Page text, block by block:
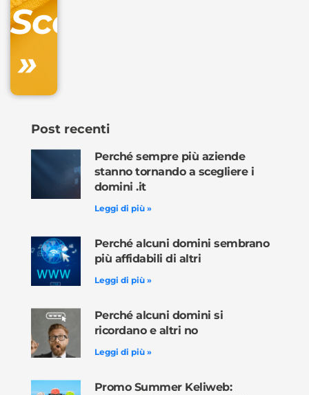
Scopri
»
Post recenti
Perché sempre più aziende
stanno tornando a scegliere i
domini .it
Leggi di più »
Perché alcuni domini sembrano
più affidabili di altri
Leggi di più »
Perché alcuni domini si
ricordano e altri no
Leggi di più »
Promo Summer Keliweb: